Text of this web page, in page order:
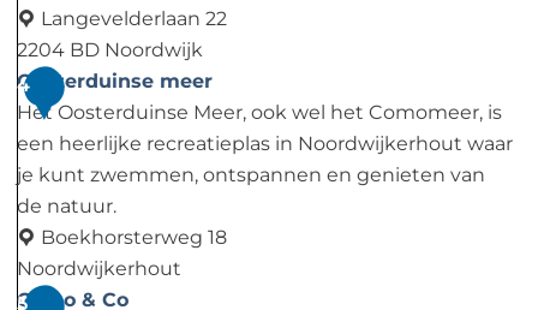
-
B
i
k
e
v
a
n
D
a
Langevelderlaan 22
2204 BD Noordwijk
P
a
n
n
e
n
k
o
4
Oosterduinse meer
Het Oosterduinse Meer, ook wel het Comomeer, is
een heerlijke recreatieplas in Noordwijkerhout waar
je kunt zwemmen, ontspannen en genieten van
de natuur.
Boekhorsterweg 18
Noordwijkerhout
O
5
Como & Co